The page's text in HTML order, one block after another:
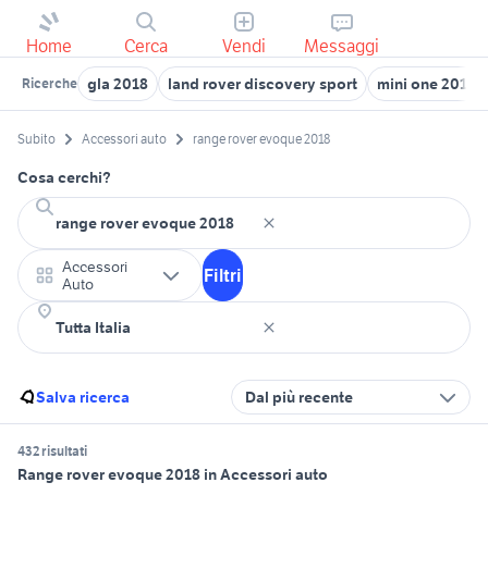
Home Cerca Vendi Messaggi
Ricerche gla 2018 land rover discovery sport mini one 2018
Subito Accessori auto range rover evoque 2018
Cosa cerchi?
Accessori
Auto
Filtri
Salva ricerca Dal più recente
432 risultati
Range rover evoque 2018 in Accessori auto